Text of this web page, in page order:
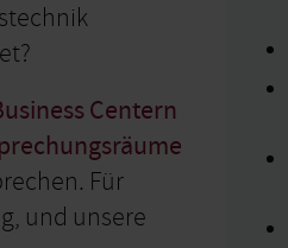
Centern
Für
und unsere